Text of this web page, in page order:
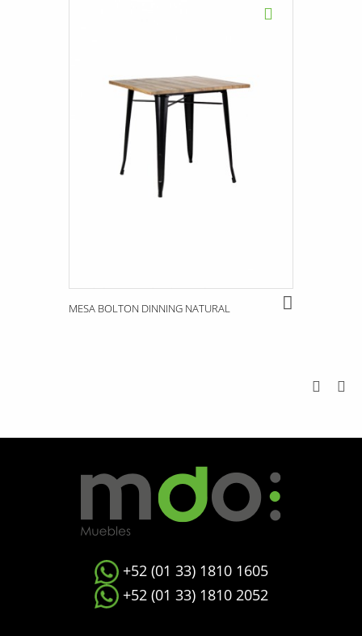
MESA BOLTON DINNING NATURAL
+52 (01 33) 1810 1605
+52 (01 33) 1810 2052